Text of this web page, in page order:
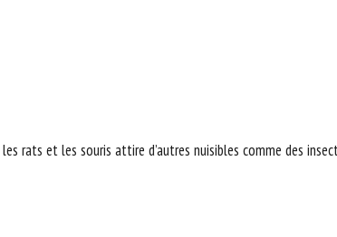
rats et les souris attire d’autres nuisibles comme des